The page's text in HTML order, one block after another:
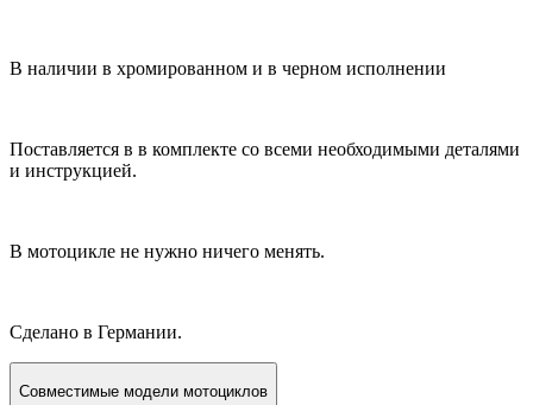
В наличии в хромированном и в черном исполнении
Поставляется в в комплекте со всеми необходимыми деталями
и инструкцией.
В мотоцикле не нужно ничего менять.
Сделано в Германии.
Совместимые модели мотоциклов